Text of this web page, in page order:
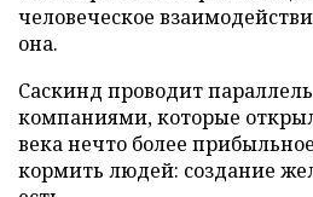
человеческое
она.
Саскинд проводит
компаниями, которые
века нечто более
кормить людей: создание